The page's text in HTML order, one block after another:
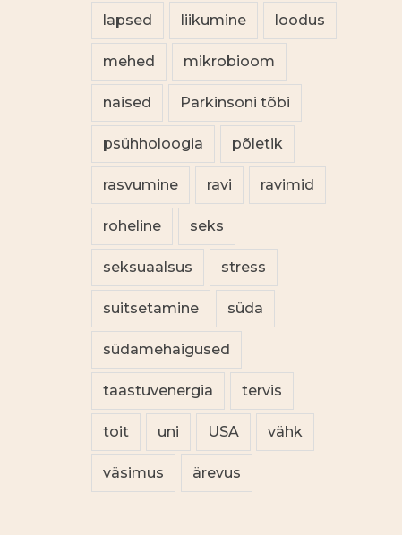
lapsed liikumine loodus
mehed mikrobioom
naised Parkinsoni tõbi
psühholoogia põletik
rasvumine ravi ravimid
roheline seks
seksuaalsus stress
suitsetamine süda
südamehaigused
taastuvenergia tervis
toit uni USA vähk
väsimus ärevus